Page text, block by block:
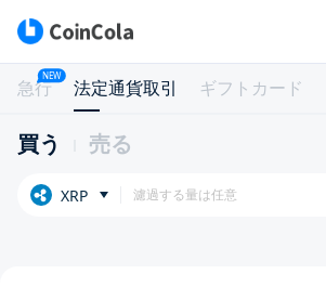
急行
NEW
法定通貨取引 ギフトカード
買う 売る
XRP